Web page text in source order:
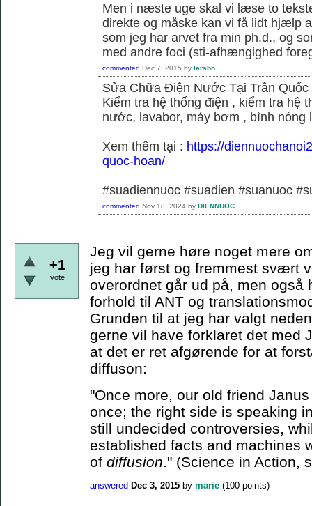
Men i næste uge skal vi læse to
direkte og måske kan vi få lidt hjælp
som jeg har arvet fra min ph.d., og
med andre foci (sti-afhængighed
commented Dec 7, 2015 by larsbo
Sửa Chữa Điện Nước Tại Trần Quốc
Kiểm tra hệ thống điện , kiểm tra hệ
nước, lavabor, máy bơm , bình nóng
Xem thêm tại : https://
quoc-hoan/
#suadiennuoc #suadien #suanuoc
commented Nov 18, 2024 by DIENNUOC
+1
vote
Jeg vil gerne høre noget mere
jeg har først og fremmest svært
overordnet går ud på, men også
forhold til ANT og
Grunden til at jeg har valgt
gerne vil have forklaret det med
at det er ret afgørende for at
diffuson:
"Once more, our old friend
once; the right side is speaking
still undecided controversies,
established facts and machines
of diffusion ." (Science in Action,
answered Dec 3, 2015 by marie (100 points)